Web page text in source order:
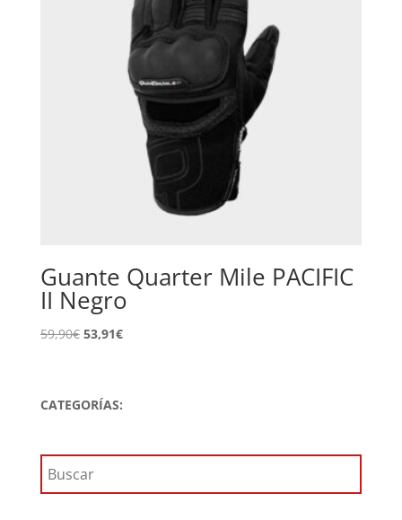
Guante Quarter Mile PACIFIC
II Negro
59,90€ El
era:
53,91€El
CATEGORÍAS: